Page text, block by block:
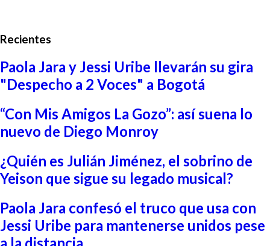
Recientes
Paola Jara y Jessi Uribe llevarán su gira
"Despecho a 2 Voces" a Bogotá
“Con Mis Amigos La Gozo”: así suena lo
nuevo de Diego Monroy
¿Quién es Julián Jiménez, el sobrino de
Yeison que sigue su legado musical?
Paola Jara confesó el truco que usa con
Jessi Uribe para mantenerse unidos pese